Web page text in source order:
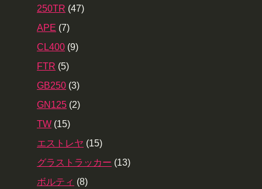
250TR (47)
APE (7)
CL400 (9)
FTR (5)
GB250 (3)
GN125 (2)
TW (15)
エストレヤ (15)
グラストラッカー (13)
ボルティ (8)